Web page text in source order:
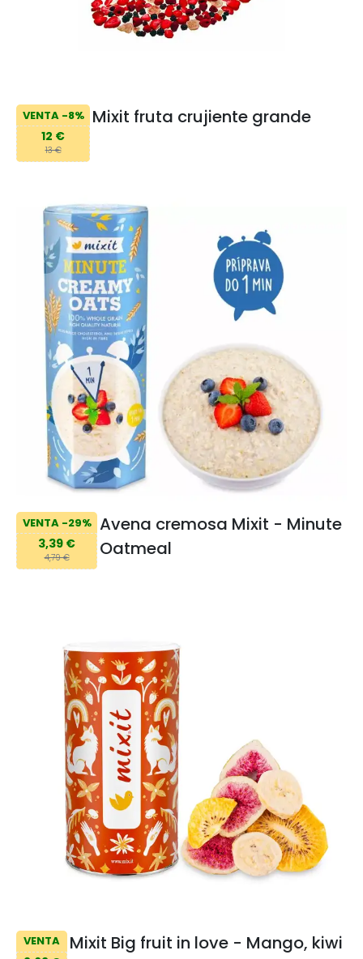
VENTA -8%
12 €
13 €
Mixit fruta crujiente grande
VENTA -29%
3,39 €
4,79 €
Avena cremosa Mixit - Minute
Oatmeal
VENTA
Mixit Big fruit in love - Mango, kiwi